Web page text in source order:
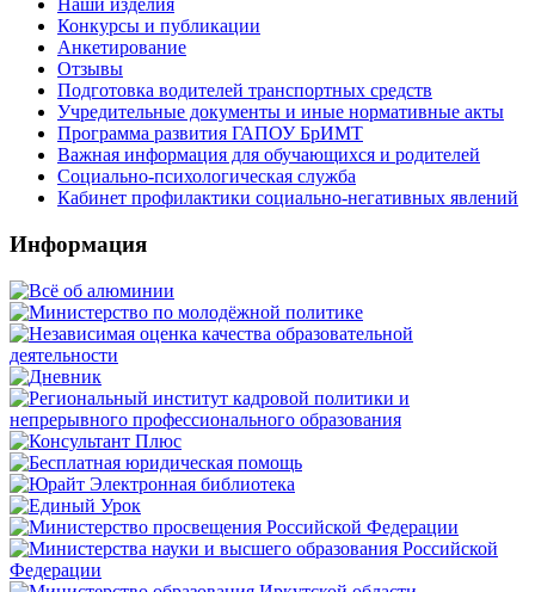
Наши изделия
Конкурсы и публикации
Анкетирование
Отзывы
Подготовка водителей транспортных средств
Учредительные документы и иные нормативные акты
Программа развития ГАПОУ БрИМТ
Важная информация для обучающихся и родителей
Социально-психологическая служба
Кабинет профилактики социально-негативных явлений
Информация